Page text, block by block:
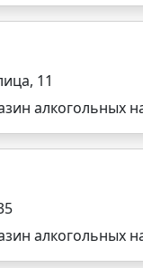
11
алкогольных
алкогольных